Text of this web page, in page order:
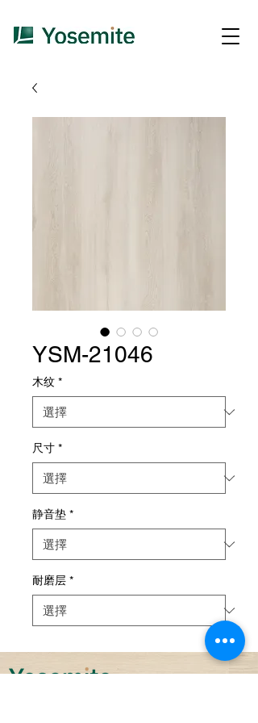
YSM-21046
木纹 *
尺寸 *
静音垫 *
耐磨层 *